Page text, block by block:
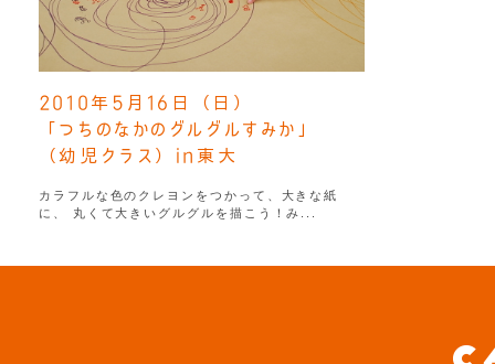
2010年5月16日（日）
「つちのなかのグルグルすみか」
（幼児クラス）in東大
カラフルな色のクレヨンをつかって、大きな紙
に、 丸くて大きいグルグルを描こう！み...